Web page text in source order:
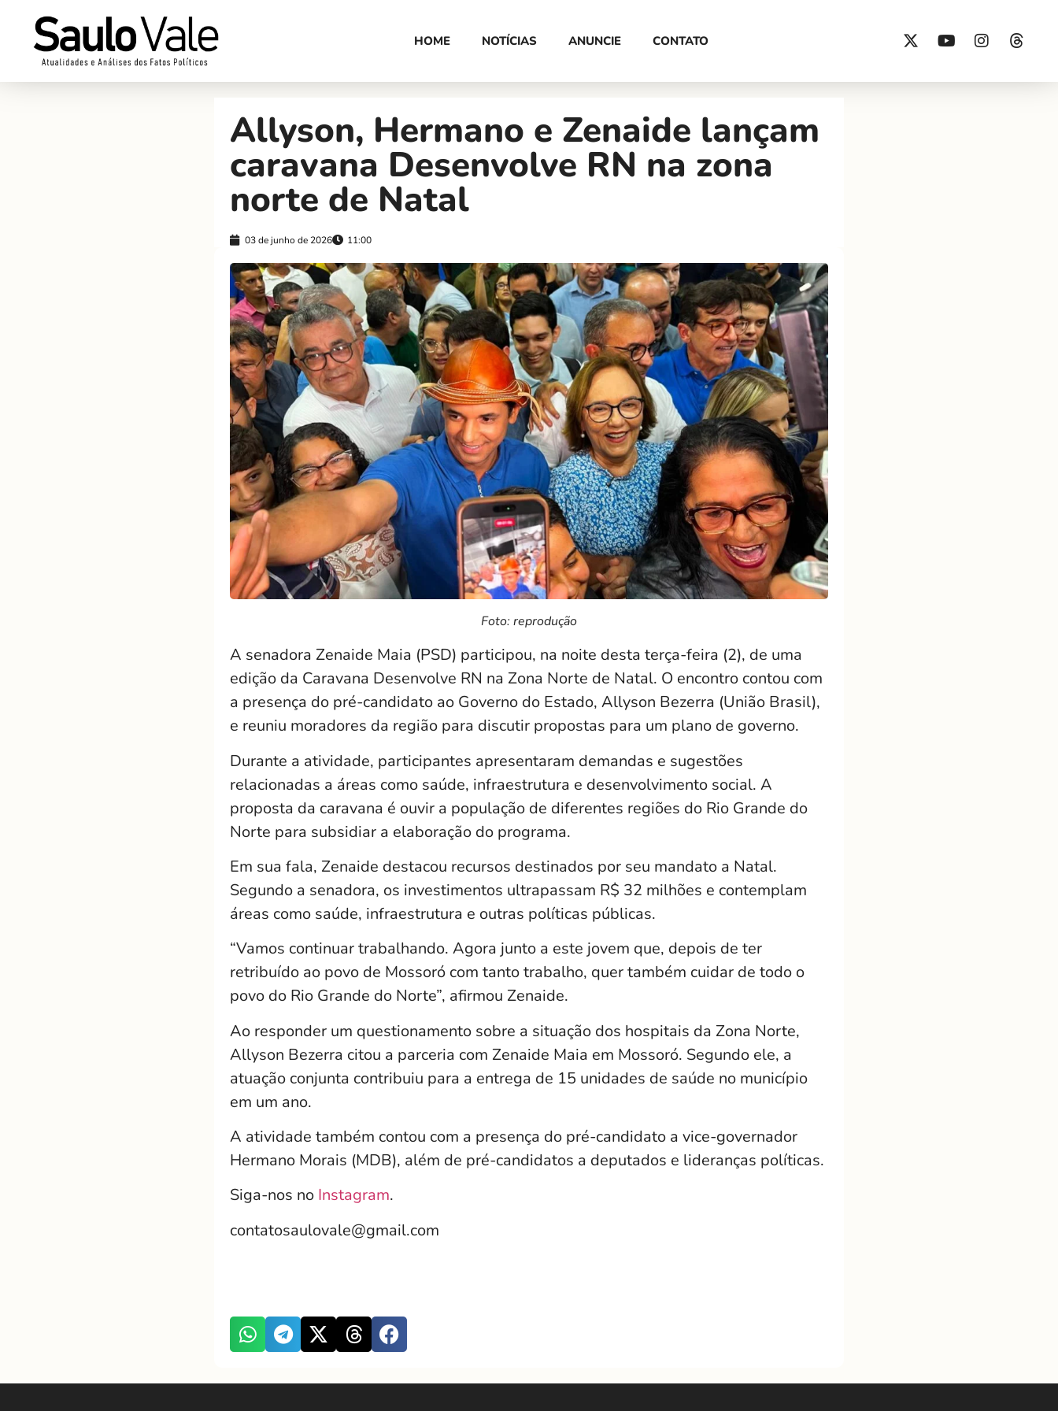
HOME NOTÍCIAS ANUNCIE CONTATO
Allyson, Hermano e Zenaide lançam
caravana Desenvolve RN na zona
norte de Natal
03 de junho de 2026 11:00
Foto: reprodução
A senadora Zenaide Maia (PSD) participou, na noite desta terça-feira (2), de uma
edição da Caravana Desenvolve RN na Zona Norte de Natal. O encontro contou com
a presença do pré-candidato ao Governo do Estado, Allyson Bezerra (União Brasil),
e reuniu moradores da região para discutir propostas para um plano de governo.
Durante a atividade, participantes apresentaram demandas e sugestões
relacionadas a áreas como saúde, infraestrutura e desenvolvimento social. A
proposta da caravana é ouvir a população de diferentes regiões do Rio Grande do
Norte para subsidiar a elaboração do programa.
Em sua fala, Zenaide destacou recursos destinados por seu mandato a Natal.
Segundo a senadora, os investimentos ultrapassam R$ 32 milhões e contemplam
áreas como saúde, infraestrutura e outras políticas públicas.
“Vamos continuar trabalhando. Agora junto a este jovem que, depois de ter
retribuído ao povo de Mossoró com tanto trabalho, quer também cuidar de todo o
povo do Rio Grande do Norte”, afirmou Zenaide.
Ao responder um questionamento sobre a situação dos hospitais da Zona Norte,
Allyson Bezerra citou a parceria com Zenaide Maia em Mossoró. Segundo ele, a
atuação conjunta contribuiu para a entrega de 15 unidades de saúde no município
em um ano.
A atividade também contou com a presença do pré-candidato a vice-governador
Hermano Morais (MDB), além de pré-candidatos a deputados e lideranças políticas.
Siga-nos no Instagram.
contatosaulovale@gmail.com